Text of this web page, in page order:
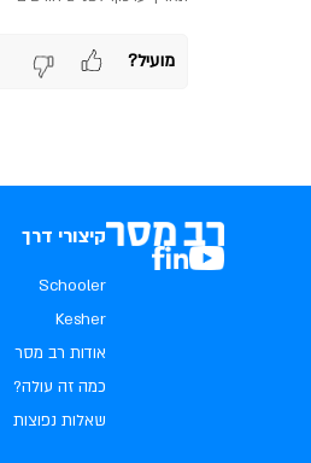
מועיל?
קיצורי דרך
Schooler
Kesher
אודות רב מסר
כמה זה עולה?
שאלות נפוצות